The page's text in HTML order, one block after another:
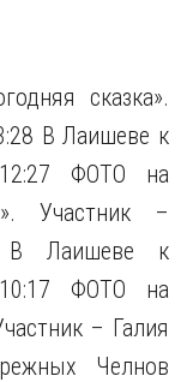
сказка».
В Лаишеве к
ФОТО на
Участник –
В Лаишеве к
ФОТО на
– Галия
Челнов